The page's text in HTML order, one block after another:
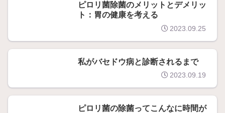
ピロリ菌除菌のメリットとデメリッ
ト：胃の健康を考える
2023.09.25
私がバセドウ病と診断されるまで
2023.09.19
ピロリ菌の除菌ってこんなに時間が